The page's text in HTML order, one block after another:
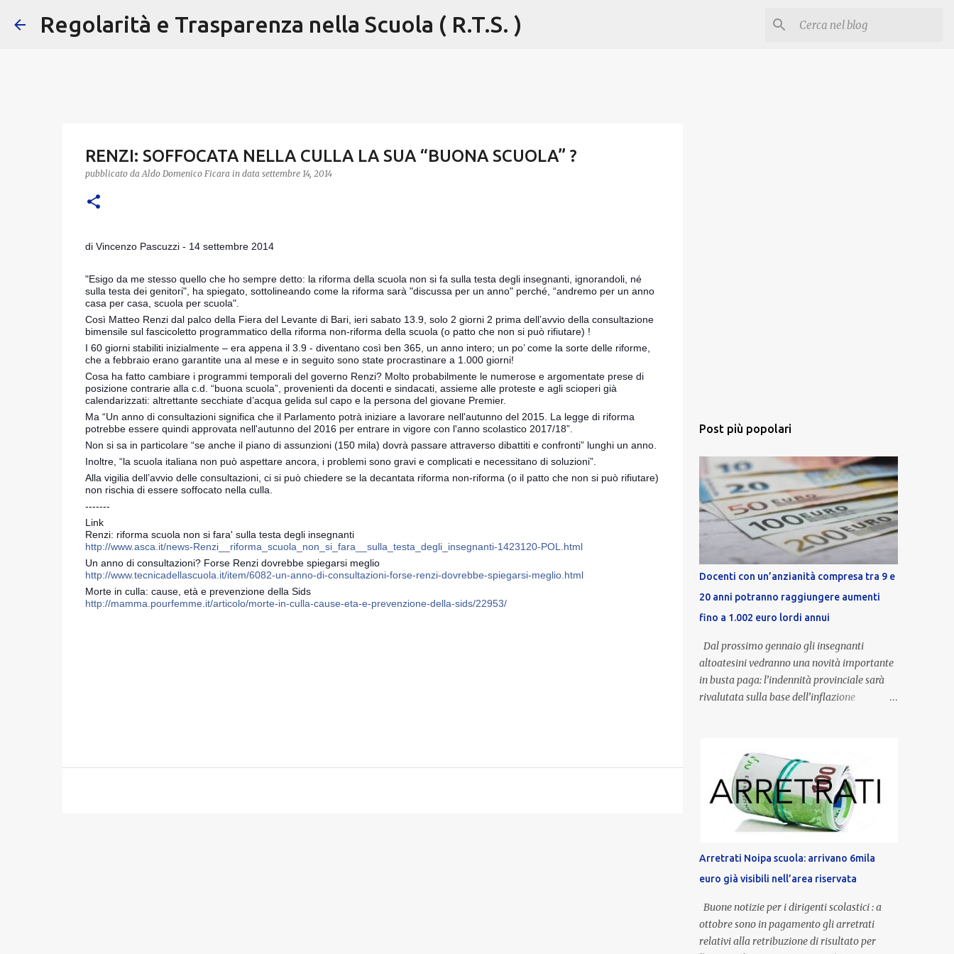
Passa ai contenuti principali
Regolarità e Trasparenza nella Scuola ( R.T.S. )
RENZI: SOFFOCATA NELLA CULLA LA SUA “BUONA SCUOLA” ?
pubblicato daAldo Domenico Ficara in data settembre 14, 2014
di Vincenzo Pascuzzi - 14 settembre 2014
"Esigo da me stesso quello che ho sempre detto: la riforma della scuola non si fa sulla testa degli insegnanti, ignorandoli, né
sulla testa dei genitori", ha spiegato, sottolineando come la riforma sarà "discussa per un anno" perché, “andremo per un anno
casa per casa, scuola per scuola".
Così Matteo Renzi dal palco della Fiera del Levante di Bari, ieri sabato 13.9, solo 2 giorni 2 prima dell’avvio della consultazione
bimensile sul fascicoletto programmatico della riforma non-riforma della scuola (o patto che non si può rifiutare) !
I 60 giorni stabiliti inizialmente – era appena il 3.9 - diventano così ben 365, un anno intero; un po’ come la sorte delle riforme,
che a febbraio erano garantite una al mese e in seguito sono state procrastinare a 1.000 giorni!
Cosa ha fatto cambiare i programmi temporali del governo Renzi? Molto probabilmente le numerose e argomentate prese di
posizione contrarie alla c.d. “buona scuola”, provenienti da docenti e sindacati, assieme alle proteste e agli scioperi già
calendarizzati: altrettante secchiate d’acqua gelida sul capo e la persona del giovane Premier.
Ma “Un anno di consultazioni significa che il Parlamento potrà iniziare a lavorare nell'autunno del 2015. La legge di riforma
potrebbe essere quindi approvata nell'autunno del 2016 per entrare in vigore con l'anno scolastico 2017/18”.
Non si sa in particolare “se anche il piano di assunzioni (150 mila) dovrà passare attraverso dibattiti e confronti” lunghi un anno.
Inoltre, “la scuola italiana non può aspettare ancora, i problemi sono gravi e complicati e necessitano di soluzioni”.
Alla vigilia dell’avvio delle consultazioni, ci si può chiedere se la decantata riforma non-riforma (o il patto che non si può rifiutare)
non rischia di essere soffocato nella culla.
-------
Link
Renzi: riforma scuola non si fara' sulla testa degli insegnanti
http://www.asca.it/news-Renzi__riforma_scuola_non_si_fara__sulla_testa_degli_insegnanti-1423120-POL.html
Un anno di consultazioni? Forse Renzi dovrebbe spiegarsi meglio
http://www.tecnicadellascuola.it/item/6082-un-anno-di-consultazioni-forse-renzi-dovrebbe-spiegarsi-meglio.html
Morte in culla: cause, età e prevenzione della Sids
http://mamma.pourfemme.it/articolo/morte-in-culla-cause-eta-e-prevenzione-della-sids/22953/
Post più popolari
Docenti con un’anzianità compresa tra 9 e
20 anni potranno raggiungere aumenti
fino a 1.002 euro lordi annui
Dal prossimo gennaio gli insegnanti
altoatesini vedranno una novità importante
in busta paga: l’indennità provinciale sarà
rivalutata sulla base dell’inflazione
un’anzianità compresa tra 9 e 20 anni
potranno raggiungere fino a 1.002 euro lordi
annui. Il nuovo contratto provinciale
introduce inoltre un congedo speciale
dedicato alle donne vittime di violenza di
genere, in linea con la normativa nazionale e
con l’obiettivo di offrire maggiore tutela e
supporto in situazioni delicate. L’indennità
provinciale per i docenti è un unicum in
Italia: si tratta di una misura esclusiva della
Provincia autonoma di Bolzano, che integra
Arretrati Noipa scuola: arrivano 6mila
euro già visibili nell’area riservata
Buone notizie per i dirigenti scolastici : a
ottobre sono in pagamento gli arretrati
relativi alla retribuzione di risultato per